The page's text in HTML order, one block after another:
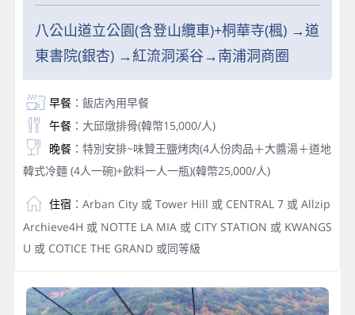
八公山道立公園(含登山纜車)+桐華寺(楓) →道
東書院(銀杏) →紅流洞溪谷→南浦洞商圈
早餐：飯店內用早餐
午餐：大邱燉排骨(韓幣15,000/人)
晚餐：特別安排~味贊王鹽烤肉(4人份肉品＋大醬湯＋道地
韓式冷麵 (4人一碗)+飲料一人一瓶)(韓幣25,000/人)
住宿 ：Arban City 或 Tower Hill 或 CENTRAL 7 或 Allzip
Archieve4H 或 NOTTE LA MIA 或 CITY STATION 或 KWANGS
U 或 COTICE THE GRAND 或同等級